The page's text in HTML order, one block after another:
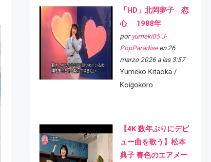
「HD」北岡夢子 恋
心 1988年
por yumeki05 J-
PopParadiseen 26
marzo 2026 a las 3:57
Yumeko Kitaoka /
Koigokoro
【4K 数年ぶりにデビ
ュー曲を歌う】松本
典子 春色のエアメー